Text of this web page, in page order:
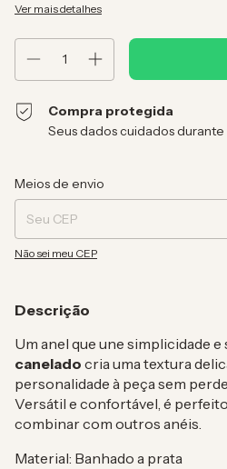
Ver mais detalhes
Compra protegida
Seus dados cuidados
Entregas para o CEP:
Meios de envio
Não sei meu CEP
Descrição
Um anel que une simplicidade
canelado cria uma textura
personalidade à peça sem
Versátil e confortável, é
combinar com outros anéis.
Material: Banhado a prata